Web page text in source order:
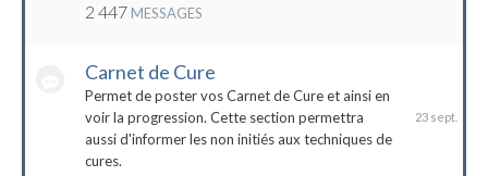
2 447 MESSAGES
Carnet de Cure
Permet de poster vos Carnet de Cure et ainsi en
voir la progression. Cette section permettra
aussi d'informer les non initiés aux techniques de
cures.
2023